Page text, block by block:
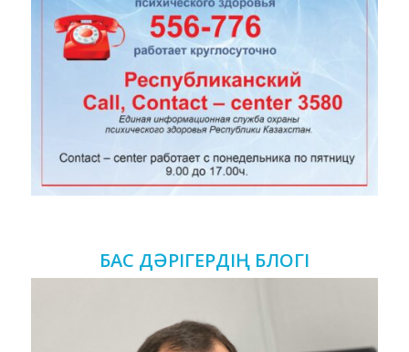
БАС ДӘРІГЕРДІҢ БЛОГІ